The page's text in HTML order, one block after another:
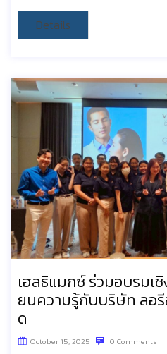
Details
เฮลธิแมกซ์ ร่วมอบรมเ
ยนความรู้กับบริษัท ลอรี
ด
October 15, 2025 0 Comments